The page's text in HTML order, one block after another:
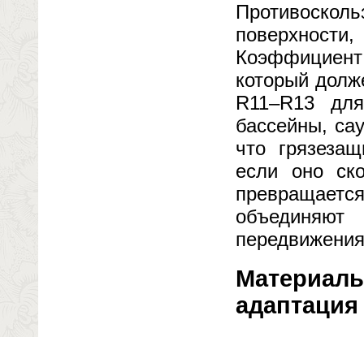
который
R11–R13
бассейны,
что
если оно
адаптация